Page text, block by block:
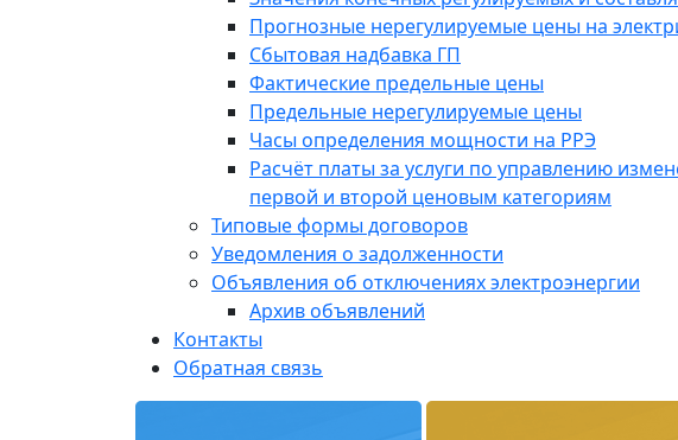
Прогнозные нерегулируемые цены на
Сбытовая надбавка ГП
Фактические предельные цены
Предельные нерегулируемые цены
Часы определения мощности на РРЭ
Расчёт платы за услуги по управлению
первой и второй ценовым категориям
Типовые формы договоров
Уведомления о задолженности
Объявления об отключениях электроэнергии
Архив объявлений
Контакты
Обратная связь